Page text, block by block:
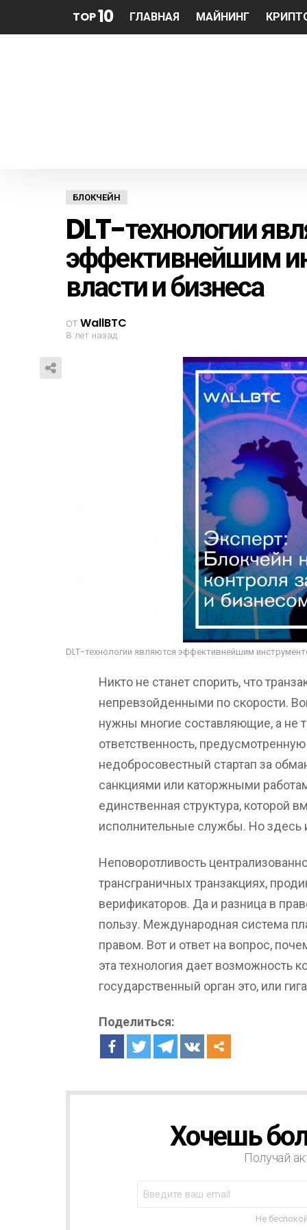
TOP10 ГЛАВНАЯ МАЙНИНГ
БЛОКЧЕЙН
DLT-технологии
эффективнейшим
власти и бизнеса
отWallBTC
8 лет назад
DLT-технологии являются эффективнейшим
Никто не станет спорить, что
непревзойденными по скорости.
нужны многие составляющие, а не
ответственность,
недобросовестный стартап за
санкциями или каторжными
единственная структура, которой
исполнительные службы. Но здесь
Неповоротливость
трансграничных транзакциях,
верификаторов. Да и разница в
пользу. Международная система
правом. Вот и ответ на вопрос,
эта технология дает возможность
государственный орган это, или
Поделиться:
Хочешь
Получай
Не